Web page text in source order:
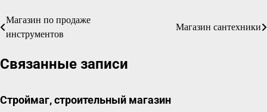
Навигация
записям
Магазин по продаже
инструментов
Магазин сантехники
Связанные записи
Строймаг, строительный магазин